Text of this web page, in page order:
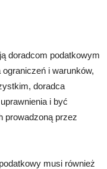
doradcom podatkowym
i warunków,
doradca
i być
prowadzoną przez
musi również